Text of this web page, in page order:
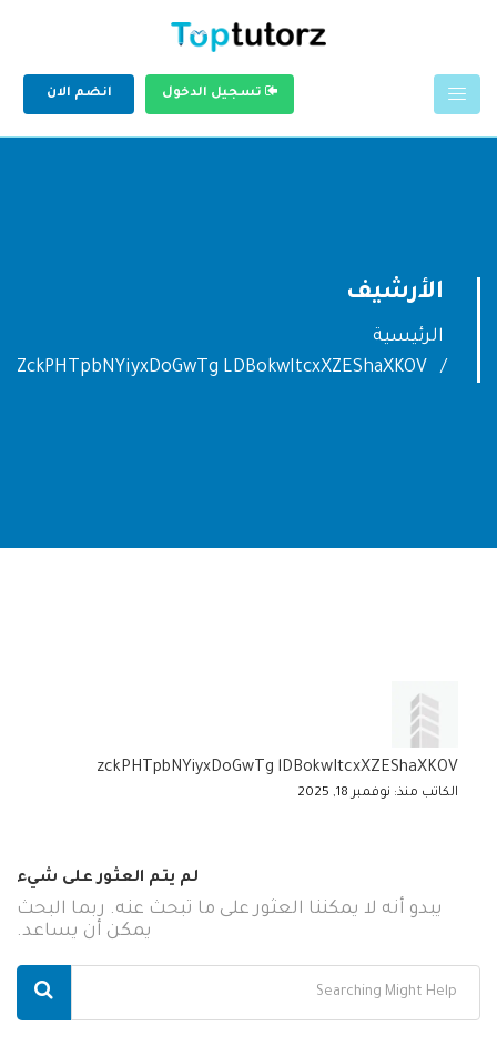
تسجيل الدخول انضم الان
الأرشيف
الرئيسية
ZckPHTpbNYiyxDoGwTg LDBokwItcxXZEShaXKOV
zckPHTpbNYiyxDoGwTg lDBokwItcxXZEShaXKOV
الكاتب منذ: نوفمبر 18, 2025
لم يتم العثور على شيء
يبدو أنه لا يمكننا العثور على ما تبحث عنه. ربما البحث
يمكن أن يساعد.